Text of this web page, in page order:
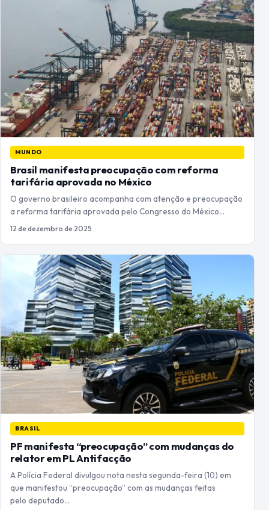
MUNDO
Brasil manifesta preocupação com reforma
tarifária aprovada no México
O governo brasileiro acompanha com atenção e preocupação
a reforma tarifária aprovada pelo Congresso do México…
12 de dezembro de 2025
BRASIL
PF manifesta “preocupação” com mudanças do
relator em PL Antifacção
A Polícia Federal divulgou nota nesta segunda-feira (10) em
que manifestou “preocupação” com as mudanças feitas
pelo deputado…